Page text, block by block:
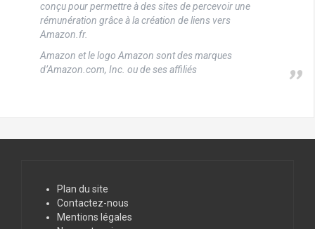
conçu pour permettre à des sites de percevoir une
rémunération grâce à la création de liens vers
Amazon.fr.
Amazon et le logo Amazon sont des marques
d’Amazon.com, Inc. ou de ses affiliés
Plan du site
Contactez-nous
Mentions légales